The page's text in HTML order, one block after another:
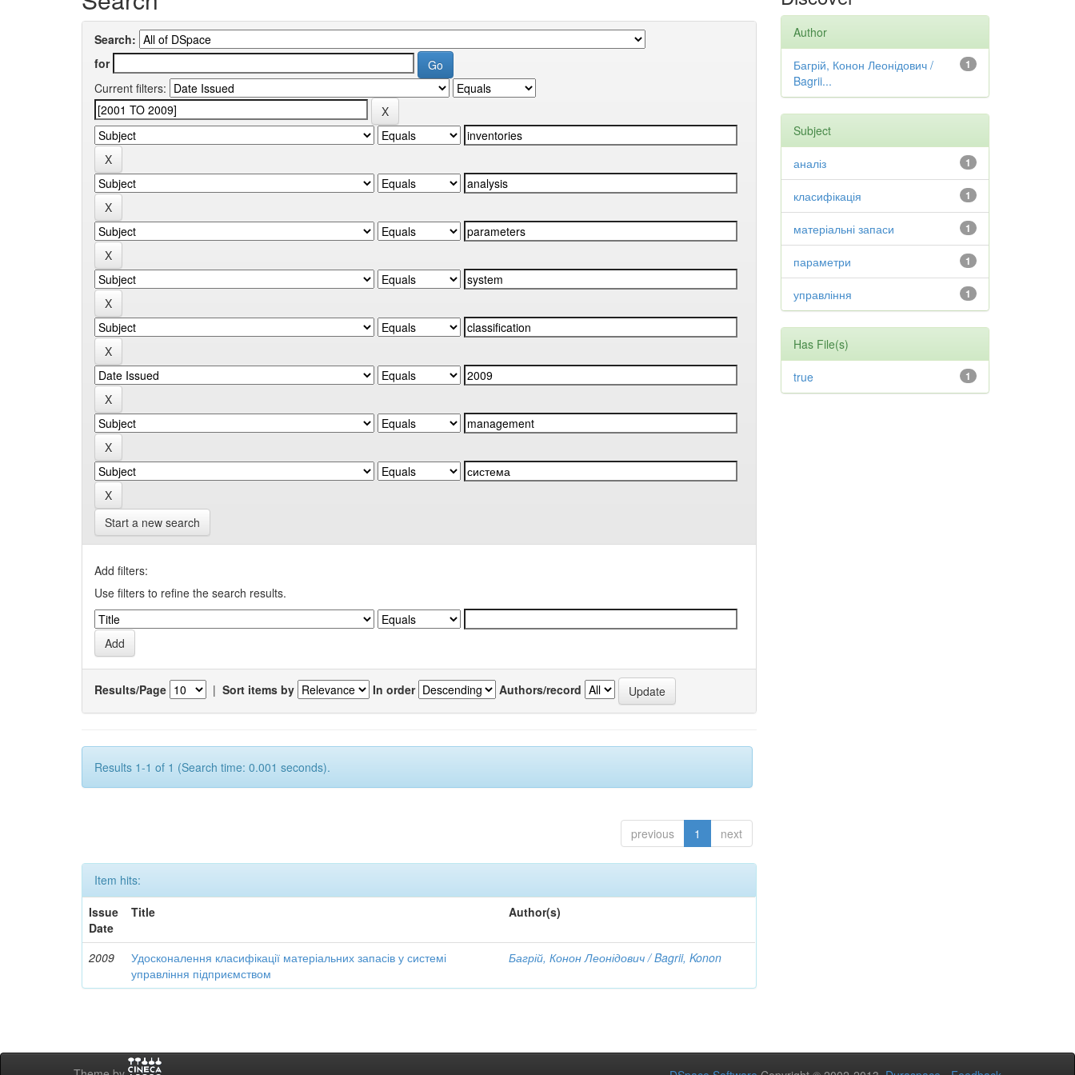
Search:
for
Current filters:
Start a new search
Add filters:
Use filters to refine the search results.
Results/Page | Sort items by In order Authors/record
Results 1-1 of 1 (Search time: 0.001 seconds).
previous 1 next
Item hits:
Issue
Date
Title Author(s)
2009
Удосконалення класифікації матеріальних запасів у системі
управління підприємством
Багрій, Конон Леонідович / Bagrii, Konon
Author
1
Багрій, Конон Леонідович /
Bagrii...
Subject
1
аналіз
1
класифікація
1
матеріальні запаси
1
параметри
1
управління
Has File(s)
1
true